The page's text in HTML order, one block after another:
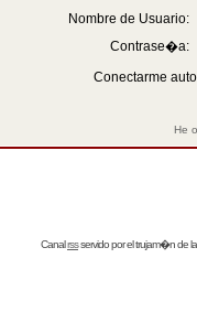
Nombre de Usuario:
Contrase�a:
Conectarme
He
Canalrssservido por eltrujam�nde